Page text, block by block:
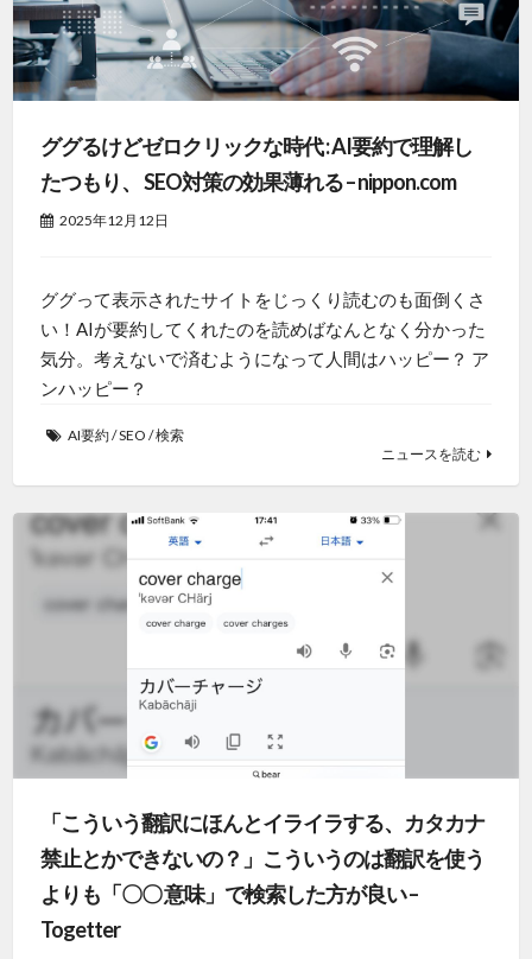
ググるけどゼロクリックな時代 : AI要約で理解し
たつもり、 SEO対策の効果薄れる – nippon.com
2025年12月12日
ググって表示されたサイトをじっくり読むのも面倒くさ
い！AIが要約してくれたのを読めばなんとなく分かった
気分。考えないで済むようになって人間はハッピー？ ア
ンハッピー？
AI要約/SEO /検索
ニュースを読む
「こういう翻訳にほんとイライラする、カタカナ
禁止とかできないの？」こういうのは翻訳を使う
よりも「〇〇 意味」で検索した方が良い –
Togetter